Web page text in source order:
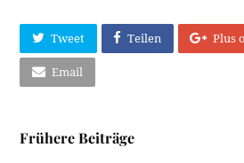
Tweet Teilen Plus
Email
Frühere Beiträge